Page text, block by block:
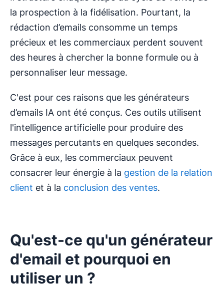
la prospection à la fidélisation. Pourtant, la
rédaction d’emails consomme un temps
précieux et les commerciaux perdent souvent
des heures à chercher la bonne formule ou à
personnaliser leur message.
C'est pour ces raisons que les générateurs
d’emails IA ont été conçus. Ces outils utilisent
l'intelligence artificielle pour produire des
messages percutants en quelques secondes.
Grâce à eux, les commerciaux peuvent
consacrer leur énergie à la gestion de la relation
client et à la conclusion des ventes.
Qu'est-ce qu'un générateur
d'email et pourquoi en
utiliser un ?